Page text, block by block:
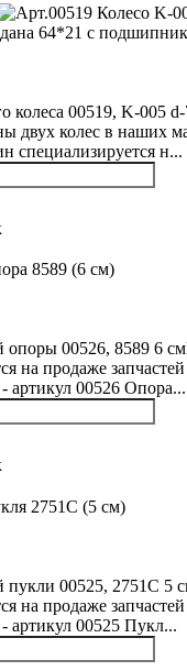
64*21 с
колеса 00519, K-005
двух колес в наших
специализируется н...
опоры 00526, 8589 6
на продаже
артикул 00526 Опора...
пукли 00525, 2751С 5
на продаже
артикул 00525 Пукл...